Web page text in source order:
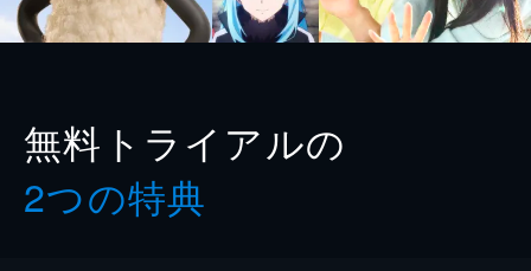
無料トライアルの
2つの特典